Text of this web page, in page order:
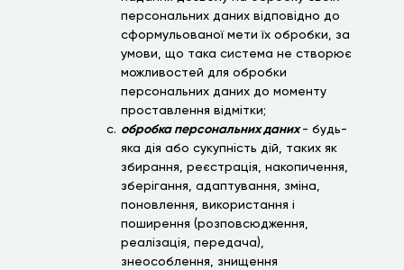
персональних даних відповідно до
сформульованої мети їх обробки, за
умови, що така система не створює
можливостей для обробки
персональних даних до моменту
проставлення відмітки;
обробка персональних даних- будь-
яка дія або сукупність дій, таких як
збирання, реєстрація, накопичення,
зберігання, адаптування, зміна,
поновлення, використання і
поширення (розповсюдження,
реалізація, передача),
знеособлення, знищення